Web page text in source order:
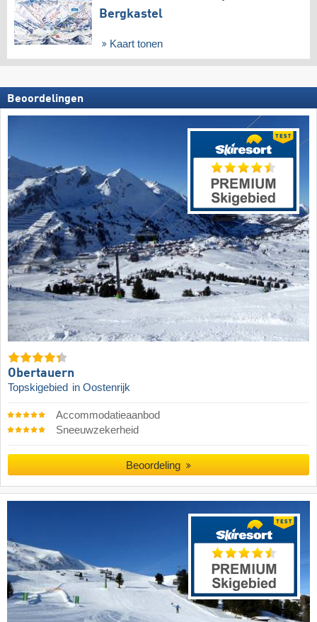
Bergkastel
Kaart tonen
Beoordelingen
Obertauern
Topskigebied in Oostenrijk
Accommodatieaanbod
Sneeuwzekerheid
Beoordeling